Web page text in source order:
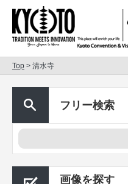
Top > 清水寺
フリー検索
画像を探す